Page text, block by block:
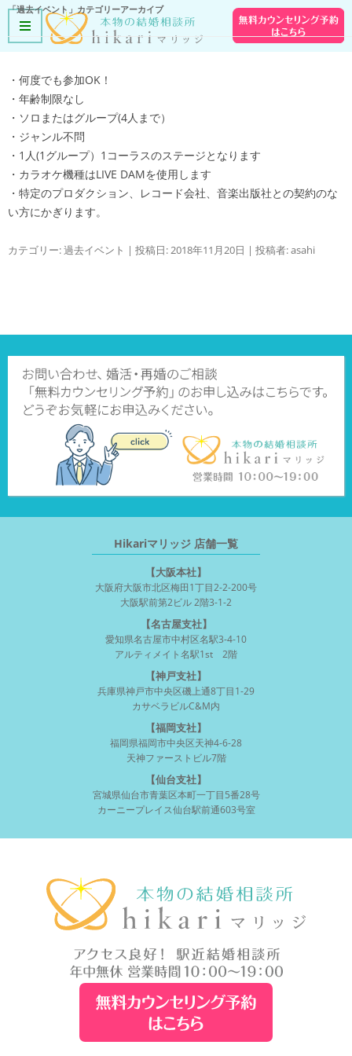
「過去イベント 」カテゴリーアーカイブ
・何度でも参加OK！
・年齢制限なし
・ソロまたはグループ(4人まで）
・ジャンル不問
・1人(1グループ）1コーラスのステージとなります
・カラオケ機種はLIVE DAMを使用します
・特定のプロダクション、レコード会社、音楽出版社との契約のな
い方にかぎります。
カテゴリー:過去イベント | 投稿日:2018年11月20日 | 投稿者:asahi
Hikariマリッジ 店舗一覧
【大阪本社】
大阪府大阪市北区梅田1丁目2-2-200号
大阪駅前第2ビル 2階3-1-2
【名古屋支社】
愛知県名古屋市中村区名駅3-4-10
アルティメイト名駅1st 2階
【神戸支社】
兵庫県神戸市中央区磯上通8丁目1-29
カサベラビルC&M内
【福岡支社】
福岡県福岡市中央区天神4-6-28
天神ファーストビル7階
【仙台支社】
宮城県仙台市青葉区本町一丁目5番28号
カーニープレイス仙台駅前通603号室